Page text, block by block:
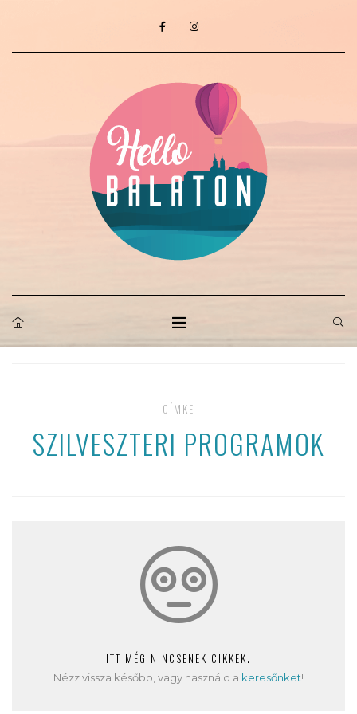
CÍMKE
SZILVESZTERI PROGRAMOK
ITT MÉG NINCSENEK CIKKEK.
Nézz vissza később, vagy használd a keresőnket!